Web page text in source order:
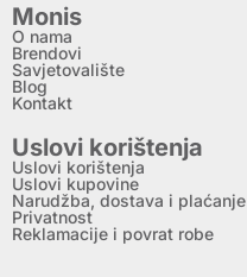
Monis
O nama
Brendovi
Savjetovalište
Blog
Kontakt
Uslovi korištenja
Uslovi korištenja
Uslovi kupovine
Narudžba, dostava i plaćanje
Privatnost
Reklamacije i povrat robe